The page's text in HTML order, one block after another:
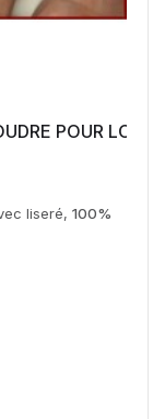
POUR
liseré, 100%